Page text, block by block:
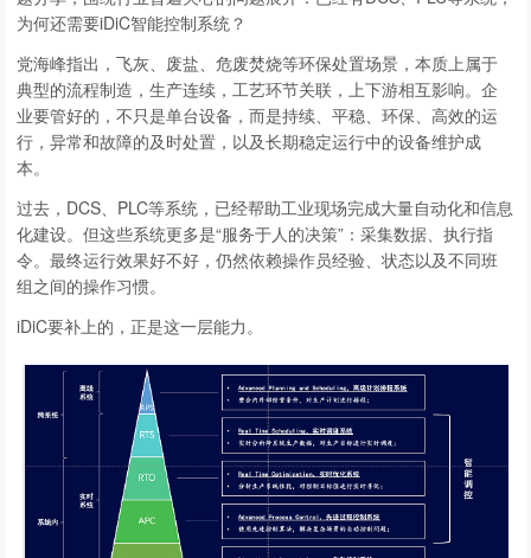
为何还需要iDiC智能控制系统？
党海峰指出，飞灰、废盐、危废焚烧等环保处置场景，本质上属于
典型的流程制造，生产连续，工艺环节关联，上下游相互影响。企
业要管好的，不只是单台设备，而是持续、平稳、环保、高效的运
行，异常和故障的及时处置，以及长期稳定运行中的设备维护成
本。
过去，DCS、PLC等系统，已经帮助工业现场完成大量自动化和信息
化建设。但这些系统更多是“服务于人的决策”：采集数据、执行指
令。最终运行效果好不好，仍然依赖操作员经验、状态以及不同班
组之间的操作习惯。
iDiC要补上的，正是这一层能力。